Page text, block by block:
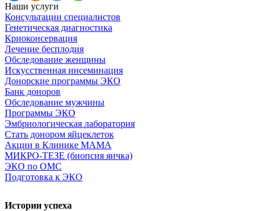
Наши услуги
Консультации специалистов
Генетическая диагностика
Криоконсервация
Лечение бесплодия
Обследование женщины
Искусственная инсеминация
Донорские программы ЭКО
Банк доноров
Обследование мужчины
Программы ЭКО
Эмбриологическая лаборатория
Стать донором яйцеклеток
Акции в Клинике МАМА
МИКРО-ТЕЗЕ (биопсия яичка)
ЭКО по ОМС
Подготовка к ЭКО
Истории успеха